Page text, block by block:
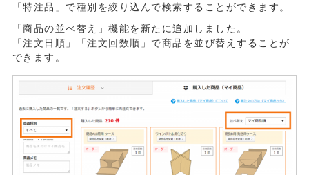
「特注品」で種別を絞り込んで検索することができます。
「商品の並べ替え」機能を新たに追加しました。
「注文日順」「注文回数順」で商品を並び替えすることが
できます。